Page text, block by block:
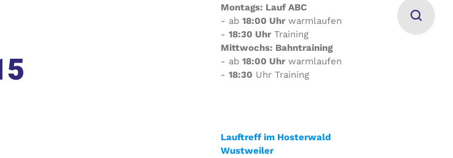
Montags: Lauf ABC
- ab 18:00 Uhrwarmlaufen
- 18:30 UhrTraining
Mittwochs: Bahntraining
- ab 18:00 Uhrwarmlaufen
- 18:30 Uhr Training
Lauftreff im Hosterwald
Wustweiler